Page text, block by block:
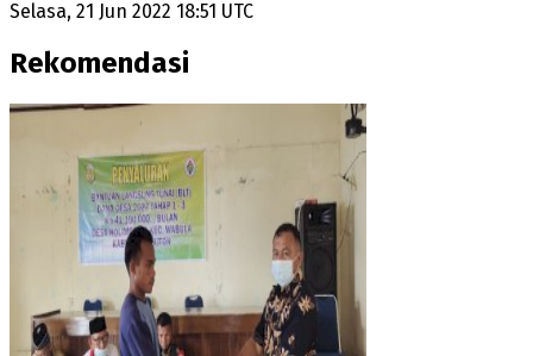
Selasa, 21 Jun 2022 18:51 UTC
Rekomendasi